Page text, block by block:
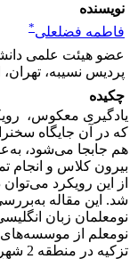
نویسنده
فاطمه فضلعلی*
عضو هیئت علمی
پردیس نسیبه، تهران،
چکیده
یادگیری معکوس،
که در آن جایگاه
هم جا‌بجا می‌شود،
بیرون کلاس و انجام
از این رویکرد
شد. این مقاله
نو‌معلم از